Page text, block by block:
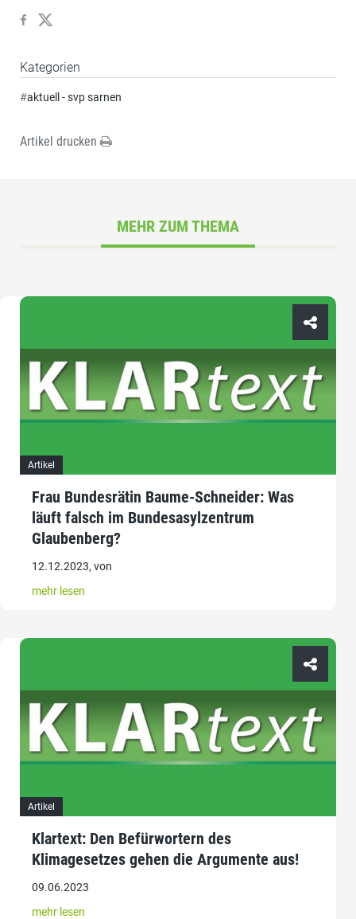
Kategorien
#aktuell - svp sarnen
Artikel drucken
MEHR ZUM THEMA
Artikel
Frau Bundesrätin Baume-Schneider: Was
läuft falsch im Bundesasylzentrum
Glaubenberg?
12.12.2023, von
mehr lesen
Artikel
Klartext: Den Befürwortern des
Klimagesetzes gehen die Argumente aus!
09.06.2023
mehr lesen